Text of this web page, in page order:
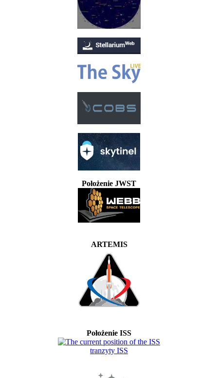
Położenie JWST
ARTEMIS
Położenie ISS
tranzyty ISS